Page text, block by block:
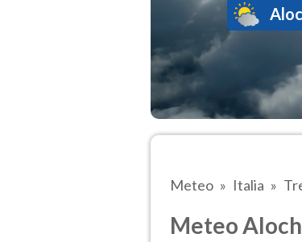
Meteo Italia
Meteo